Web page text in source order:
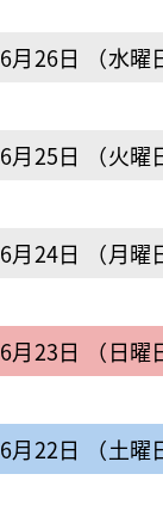
6月26日 （水曜
6月25日 （火曜
6月24日 （月曜
6月23日 （日曜
6月22日 （土曜